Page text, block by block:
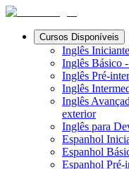
Cursos Disponíveis
Inglês
Inglês Básico
Inglês Pré-
Inglês
Inglês
exterior
Inglês para
Espanhol
Espanhol
Espanhol